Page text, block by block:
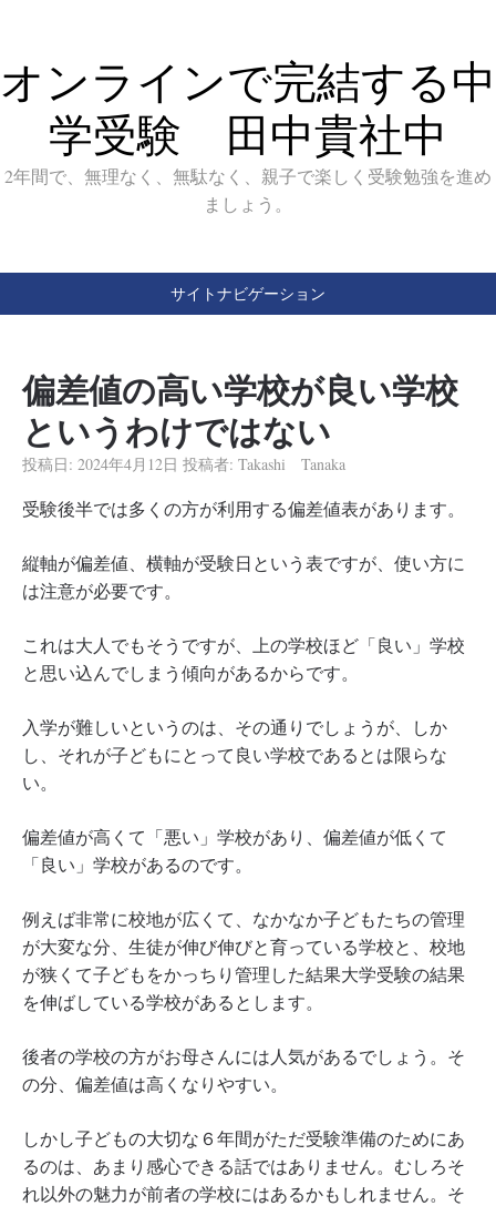
オンラインで完結する中
学受験 田中貴社中
2年間で、無理なく、無駄なく、親子で楽しく受験勉強を進め
ましょう。
サイトナビゲーション
偏差値の高い学校が良い学校
というわけではない
投稿日: 2024年4月12日 投稿者: Takashi Tanaka
受験後半では多くの方が利用する偏差値表があります。
縦軸が偏差値、横軸が受験日という表ですが、使い方に
は注意が必要です。
これは大人でもそうですが、上の学校ほど「良い」学校
と思い込んでしまう傾向があるからです。
入学が難しいというのは、その通りでしょうが、しか
し、それが子どもにとって良い学校であるとは限らな
い。
偏差値が高くて「悪い」学校があり、偏差値が低くて
「良い」学校があるのです。
例えば非常に校地が広くて、なかなか子どもたちの管理
が大変な分、生徒が伸び伸びと育っている学校と、校地
が狭くて子どもをかっちり管理した結果大学受験の結果
を伸ばしている学校があるとします。
後者の学校の方がお母さんには人気があるでしょう。そ
の分、偏差値は高くなりやすい。
しかし子どもの大切な６年間がただ受験準備のためにあ
るのは、あまり感心できる話ではありません。むしろそ
れ以外の魅力が前者の学校にはあるかもしれません。そ